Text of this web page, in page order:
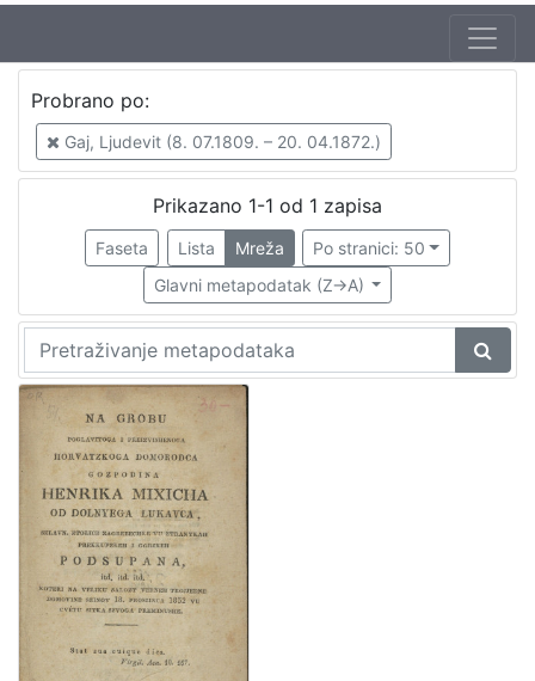
Probrano po:
Gaj, Ljudevit (8. 07.1809. – 20. 04.1872.)
Prikazano 1-1 od 1 zapisa
Faseta Lista Mreža
Po stranici: 50
Glavni metapodatak (Z->A)